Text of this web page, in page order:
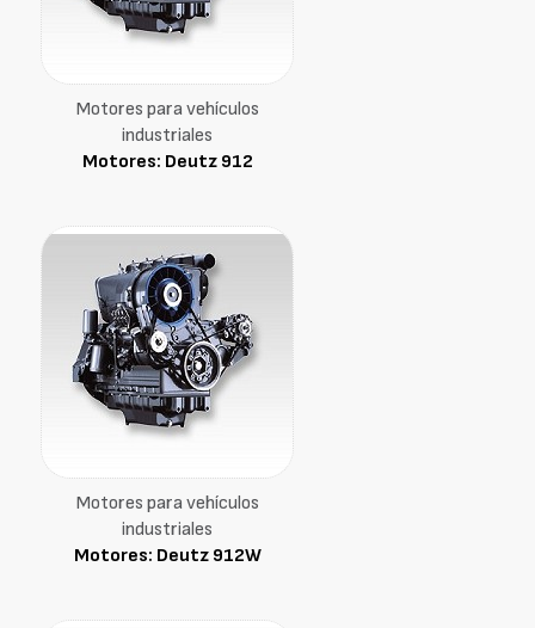
Motores para vehículos
industriales
Motores: Deutz 912
Motores para vehículos
industriales
Motores: Deutz 912W